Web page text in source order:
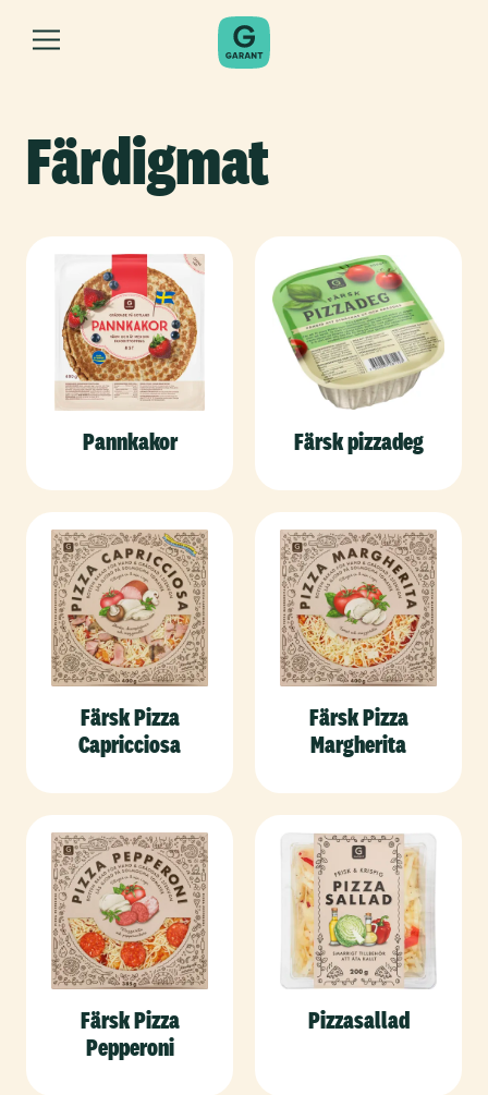
Färdigmat
Pannkakor Färsk pizzadeg
Färsk Pizza
Capricciosa
Färsk Pizza
Margherita
Färsk Pizza
Pepperoni
Pizzasallad